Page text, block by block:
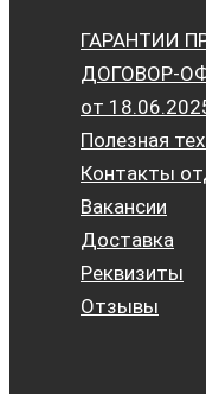
ГАРАНТИИ
ДОГОВОР-
от
Полезная
Контакты
Вакансии
Доставка
Реквизиты
Отзывы